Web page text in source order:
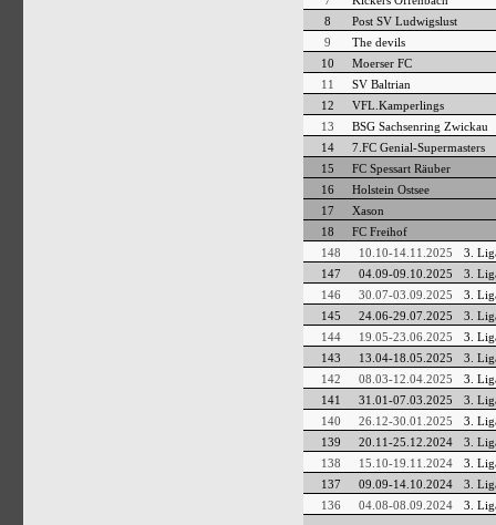
8
Post SV Ludwigslust
9
The devils
10
Moerser FC
11
SV Baltrian
12
VFL.Kamperlings
13
BSG Sachsenring Zwickau
14
7.FC Genial-Supermasters
15
FC Spessart Räuber
16
Holstein Ostsee
17
Xason
18
FC Freihof
148
10.10-14.11.2025
3.
147
04.09-09.10.2025
3.
146
30.07-03.09.2025
3.
145
24.06-29.07.2025
3.
144
19.05-23.06.2025
3.
143
13.04-18.05.2025
3.
142
08.03-12.04.2025
3.
141
31.01-07.03.2025
3.
140
26.12-30.01.2025
3.
139
20.11-25.12.2024
3.
138
15.10-19.11.2024
3.
137
09.09-14.10.2024
3.
136
04.08-08.09.2024 3.